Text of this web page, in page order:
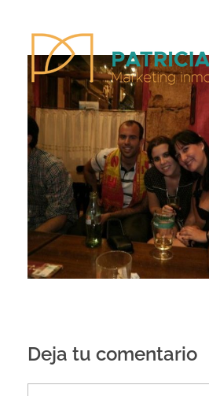
Patricia Magro - Comunicación y marketing inmobiliario
Deja tu comentario